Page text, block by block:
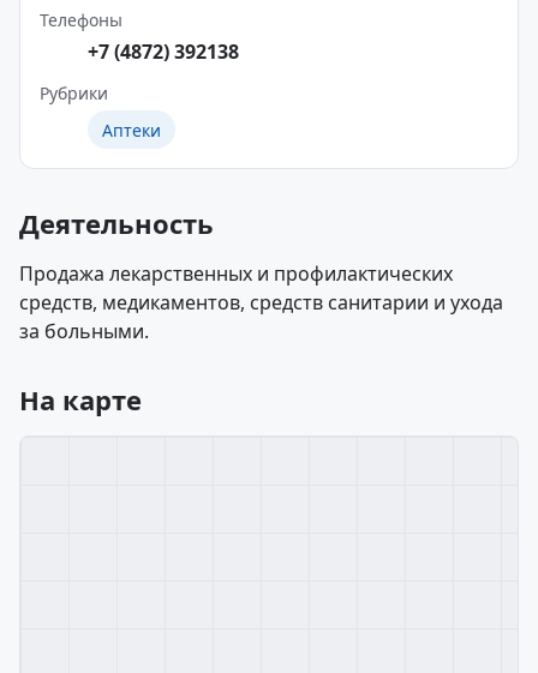
Телефоны
+7 (4872) 392138
Рубрики
Аптеки
Деятельность
Продажа лекарственных и профилактических
средств, медикаментов, средств санитарии и ухода
за больными.
На карте